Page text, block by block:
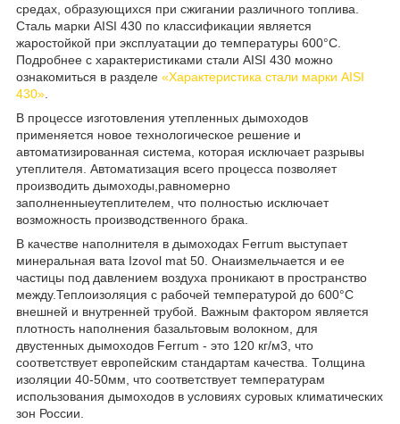
средах, образующихся при сжигании различного топлива.
Сталь марки AISI 430 по классификации является
жаростойкой при эксплуатации до температуры 600°C.
Подробнее с характеристиками стали AISI 430 можно
ознакомиться в разделе «Характеристика стали марки AISI
430»
В процессе изготовления утепленных дымоходов
применяется новое технологическое решение и
автоматизированная система, которая исключает разрывы
утеплителя. Автоматизация всего процесса позволяет
производить дымоходы,равномерно
заполненныеутеплителем, что полностью исключает
возможность производственного брака.
В качестве наполнителя в дымоходах Ferrum выступает
минеральная вата Іzovol mat 50. Онаизмельчается и ее
частицы под давлением воздуха проникают в пространство
между.Теплоизоляция с рабочей температурой до 600°С
внешней и внутренней трубой. Важным фактором является
плотность наполнения базальтовым волокном, для
двустенных дымоходов Ferrum - это 120 кг/м3 , что
соответствует европейским стандартам качества. Толщина
изоляции 40-50мм, что соответствует температурам
использования дымоходов в условиях суровых климатических
зон России.